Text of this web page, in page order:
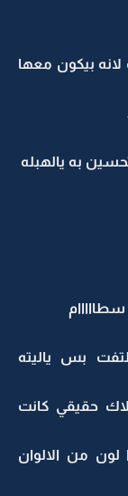
بيكون معها
به يالهبله
بس ياليته
حقيقي كانت
من الالوان